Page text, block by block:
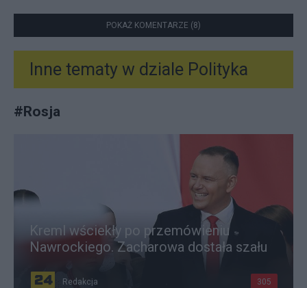
POKAŻ KOMENTARZE (8)
Inne tematy w dziale Polityka
#Rosja
Kreml wściekły po przemówieniu
Nawrockiego. Zacharowa dostała szału
Redakcja 305